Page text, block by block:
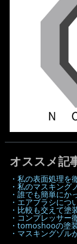
オススメ記
・私の表面処理を
・私のマスキング
・誰でも簡単にか
・エアブラシにつ
・比較も交えて塗
・コンプレッサー
・tomoshooの塗
・マスキングゾル